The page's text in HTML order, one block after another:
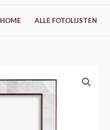
HOME ALLE FOTOLIJSTEN